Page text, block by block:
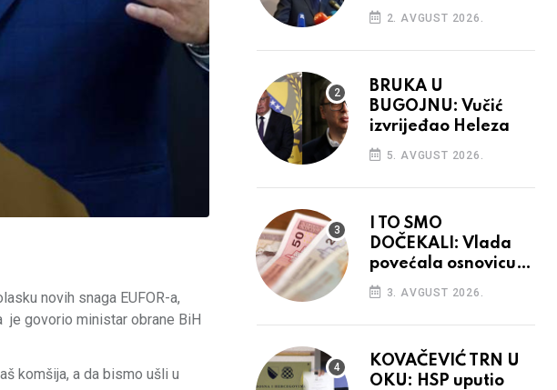
novih snaga EUFOR-a,
je govorio ministar obrane BiH
komšija, a da bismo ušli u
potrošnju struje
2. AVGUST 2026.
BRUKA U
BUGOJNU: Vučić
izvrijeđao Heleza
5. AVGUST 2026.
I TO SMO
DOČEKALI: Vlada
povećala osnovicu
za obračun plaća
budžetskim
korisnicima
3. AVGUST 2026.
KOVAČEVIĆ TRN U
OKU: HSP uputio